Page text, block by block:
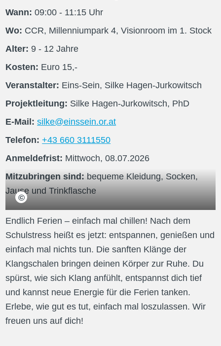
Wann:09:00 - 11:15 Uhr
Wo: CCR, Millenniumpark 4, Visionroom im 1. Stock
Alter: 9 - 12 Jahre
Kosten: Euro 15,-
Veranstalter: Eins-Sein, Silke Hagen-Jurkowitsch
Projektleitung: Silke Hagen-Jurkowitsch, PhD
E-Mail:silke@einssein.or.at
Telefon:+43 660 3111550
Anmeldefrist: Mittwoch, 08.07.2026
Mitzubringen sind: bequeme Kleidung, Socken,
Jause und Trinkflasche
©Silke Hagen-Jurkowitsch
Endlich Ferien – einfach mal chillen! Nach dem
Schulstress heißt es jetzt: entspannen, genießen und
einfach mal nichts tun. Die sanften Klänge der
Klangschalen bringen deinen Körper zur Ruhe. Du
spürst, wie sich Klang anfühlt, entspannst dich tief
und kannst neue Energie für die Ferien tanken.
Erlebe, wie gut es tut, einfach mal loszulassen. Wir
freuen uns auf dich!